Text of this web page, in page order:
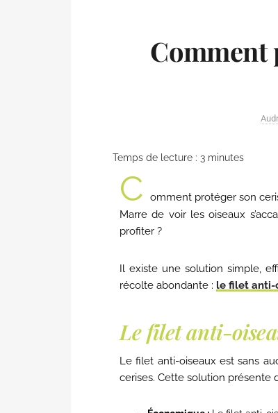
Comment
Temps de lecture : 3 minutes
C
omment protéger son
Marre de voir les oiseaux
profiter ?
Il existe une solution simple,
récolte abondante : le filet anti-
Le filet anti-
Le filet anti-oiseaux est sans
cerises. Cette solution présente